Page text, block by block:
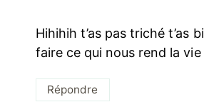
Hihihih t’as pas triché t’as
faire ce qui nous rend la vie
Répondre